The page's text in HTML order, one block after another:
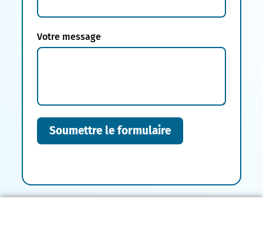
Votre message
Soumettre le formulaire